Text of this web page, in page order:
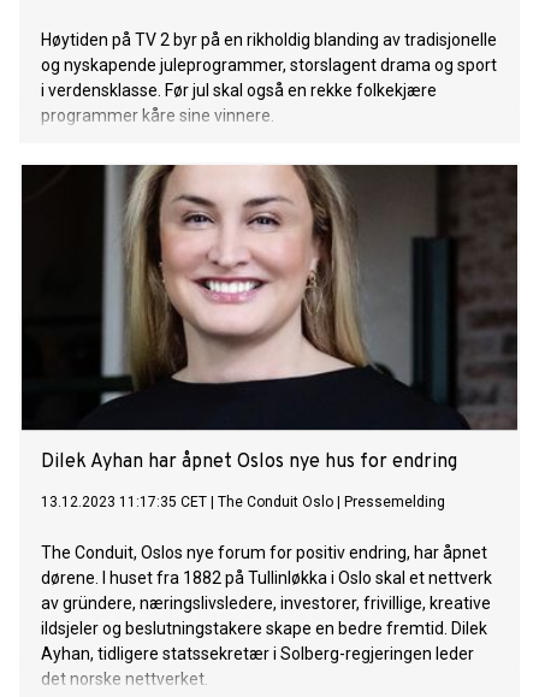
Høytiden på TV 2 byr på en rikholdig blanding av tradisjonelle
og nyskapende juleprogrammer, storslagent drama og sport
i verdensklasse. Før jul skal også en rekke folkekjære
programmer kåre sine vinnere.
Dilek Ayhan har åpnet Oslos nye hus for endring
13.12.2023 11:17:35 CET The Conduit Oslo Pressemelding
The Conduit, Oslos nye forum for positiv endring, har åpnet
dørene. I huset fra 1882 på Tullinløkka i Oslo skal et nettverk
av gründere, næringslivsledere, investorer, frivillige, kreative
ildsjeler og beslutningstakere skape en bedre fremtid. Dilek
Ayhan, tidligere statssekretær i Solberg-regjeringen leder
det norske nettverket.